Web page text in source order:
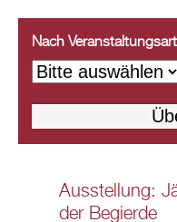
Nach
Ausstellung:
der Begierde